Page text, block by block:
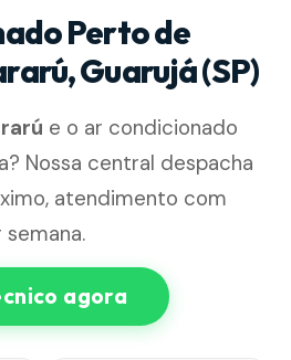
Perto de
Guarujá (SP)
e o ar condicionado
Nossa central despacha
atendimento com
agora